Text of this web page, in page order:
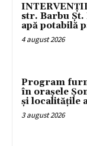
str. Barbu
apă potabilă
4 august 2026
Program
în orașele
și localitățile
3 august 2026